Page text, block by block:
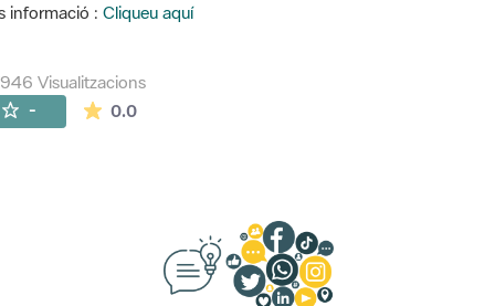
informació : Cliqueu aquí
Visualitzacions
- 0.0La mitjana de les valoracions és de 0 estrelles